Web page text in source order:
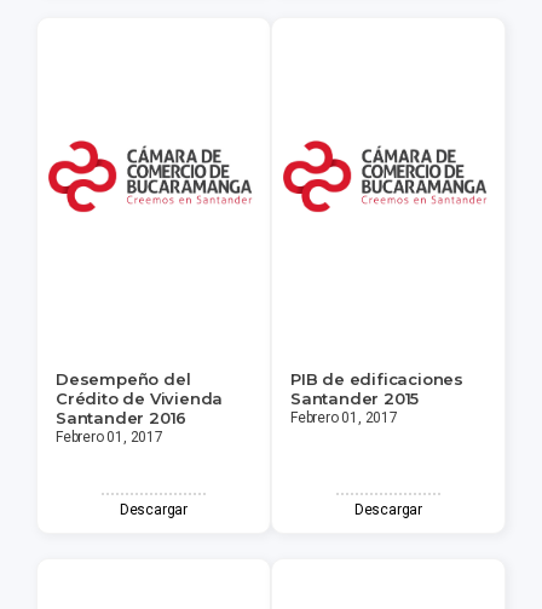
Desempeño del
Crédito de Vivienda
Santander 2016
Febrero 01, 2017
Descargar
PIB de edificaciones
Santander 2015
Febrero 01, 2017
Descargar